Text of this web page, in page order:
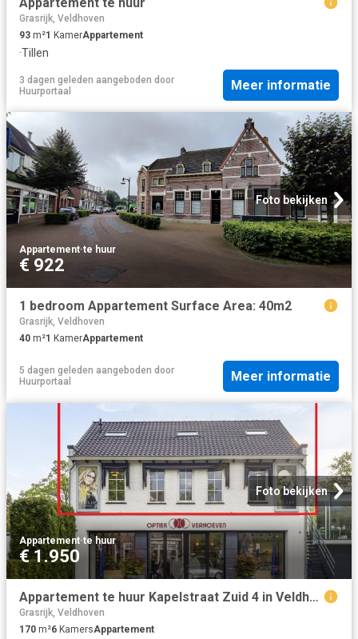
Grasrijk, Veldhoven
93 m²1 KamerAppartement
·Tillen
3 dagen geleden aangeboden door
Huurportaal
Meer informatie
Foto bekijken
Appartement·te huur
€ 922
1 bedroom Appartement Surface Area: 40m2
Grasrijk, Veldhoven
40 m²1 KamerAppartement
5 dagen geleden aangeboden door
Huurportaal
Meer informatie
Foto bekijken
Appartement·te huur
€ 1.950
Appartement te huur Kapelstraat Zuid 4 in Veldhoven voor € 1.950
Grasrijk, Veldhoven
170 m²6 KamersAppartement